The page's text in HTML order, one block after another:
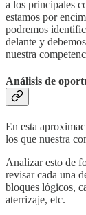
a los principales
estamos por
podremos
delante y
nuestra
Análisis de
En esta
los que nuestra
Analizar esto de
revisar cada una
bloques lógicos,
aterrizaje, etc.